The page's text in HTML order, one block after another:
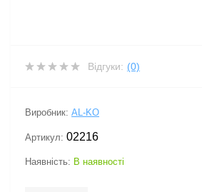
‹ Відгуки: (0)
Виробник: AL-KO
Артикул: 02216
Наявність: В наявності